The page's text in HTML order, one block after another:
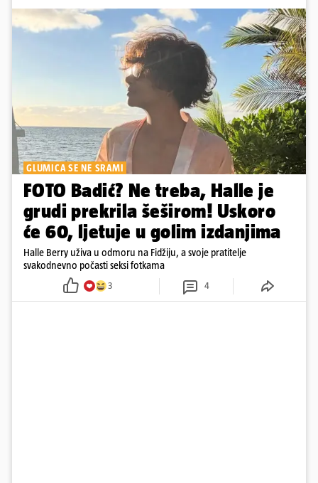
GLUMICA SE NE SRAMI
FOTO Badić? Ne treba, Halle je
grudi prekrila šeširom! Uskoro
će 60, ljetuje u golim izdanjima
Halle Berry uživa u odmoru na Fidžiju, a svoje pratitelje
svakodnevno počasti seksi fotkama
3 4